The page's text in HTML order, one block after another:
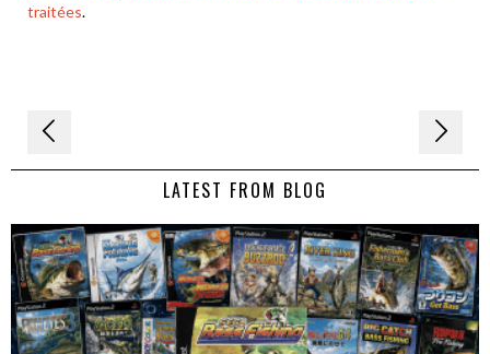
traitées.
Navigation
de LATEST FROM BLOG